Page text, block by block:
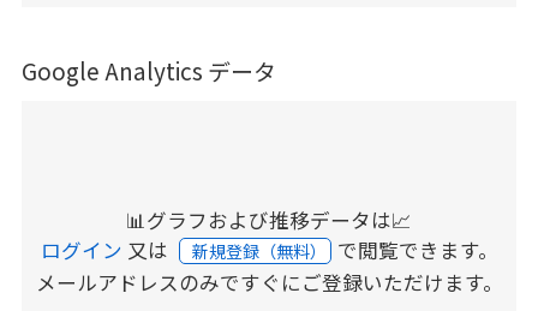
Google Analytics データ
📊グラフおよび推移データは📈
ログイン 又は 新規登録（無料） で閲覧できます。
メールアドレスのみですぐにご登録いただけます。